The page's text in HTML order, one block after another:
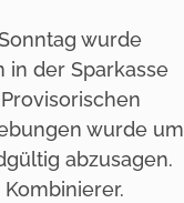
wurde
in der Sparkasse
wurde um
abzusagen.